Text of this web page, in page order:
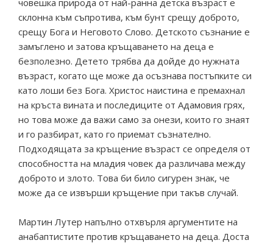
човешка природа от най-ранна детска възраст е
склонна към съпротива, към бунт срещу доброто,
срещу Бога и Неговото Слово. Детското съзнание е
замъглено и затова кръщаването на деца е
безполезно. Детето трябва да дойде до нужната
възраст, когато ще може да осъзнава постъпките си
като лоши без Бога. Христос наистина е премахнал
на кръста вината и последиците от Адамовия грях,
но това може да важи само за онези, които го знаят
и го разбират, като го приемат съзнателно.
Подходящата за кръщение възраст се определя от
способността на младия човек да различава между
доброто и злото. Това би било сигурен знак, че
може да се извърши кръщение при такъв случай.
Мартин Лутер напълно отхвърля аргументите на
анабаптистите против кръщаването на деца. Доста